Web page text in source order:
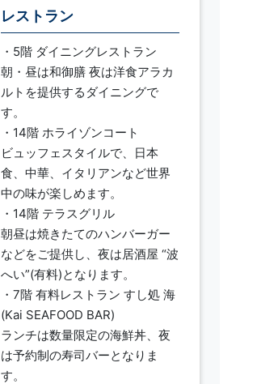
レストラン
・5階 ダイニングレストラン
朝・昼は和御膳 夜は洋食アラカ
ルトを提供するダイニングで
す。
・14階 ホライゾンコート
ビュッフェスタイルで、日本
食、中華、イタリアンなど世界
中の味が楽しめます。
・14階 テラスグリル
朝昼は焼きたてのハンバーガー
などをご提供し、夜は居酒屋 “波
へい”(有料)となります。
・7階 有料レストラン すし処 海
(Kai SEAFOOD BAR)
ランチは数量限定の海鮮丼、夜
は予約制の寿司バーとなりま
す。